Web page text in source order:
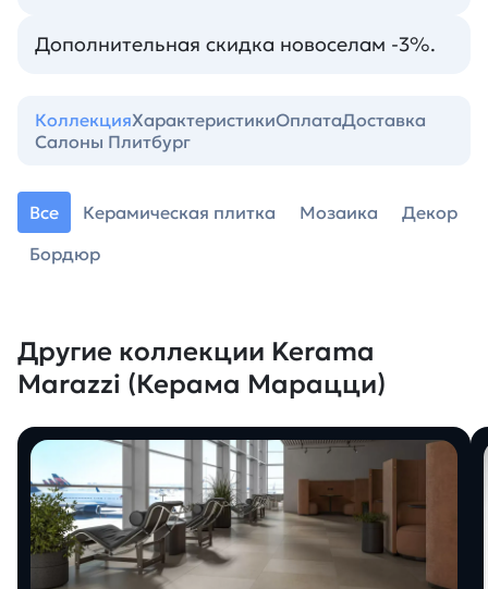
Дополнительная скидка новоселам -3%.
КоллекцияХарактеристикиОплатаДоставка
Салоны Плитбург
Все Керамическая плитка Мозаика
Декор
Бордюр
Другие коллекции Kerama
Marazzi (Керама Марацци)